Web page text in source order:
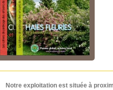
Notre exploitation est située à